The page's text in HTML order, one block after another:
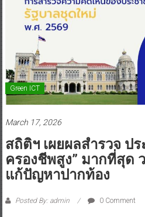
Green ICT
March 17, 2026
สถิติฯ เผยผลสำรวจ ป
ครองชีพสูง” มากที่สุด
แก้ปัญหาปากท้อง
Posted By: admin 0 Comment